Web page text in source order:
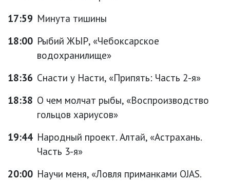
17:59 Минута тишины
18:00 Рыбий ЖЫР, «Чебоксарское
водохранилище»
18:36 Снасти у Насти, «Припять: Часть 2-я»
18:38 О чем молчат рыбы, «Воспроизводство
гольцов хариусов»
19:44 Народный проект. Алтай, «Астрахань.
Часть 3-я»
20:00 Научи меня, «Ловля приманками OJAS.